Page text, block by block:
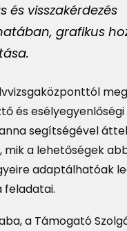
és visszakérdezés
grafikus
és
segítségével
mik a lehetőségek
adaptálhatóak
feladatai.
a Támogató